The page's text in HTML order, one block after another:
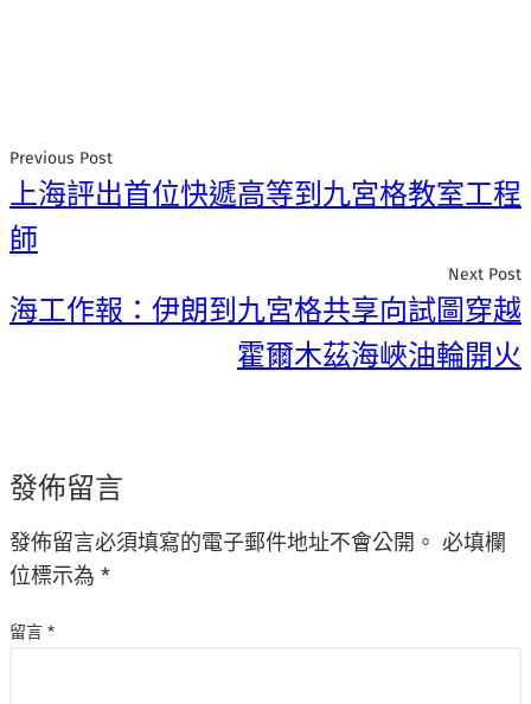
Previous Post
上海評出首位快遞高等到九宮格教室工程
師
Next Post
海工作報：伊朗到九宮格共享向試圖穿越
霍爾木茲海峽油輪開火
發佈留言
發佈留言必須填寫的電子郵件地址不會公開。 必填欄
位標示為 *
留言 *